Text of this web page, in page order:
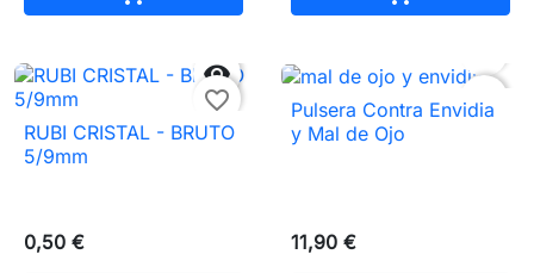

favorite_border
RUBI CRISTAL - BRUTO
5/9mm
0,50 €
favorite_border
Pulsera Contra Envidia
y Mal de Ojo
11,90 €